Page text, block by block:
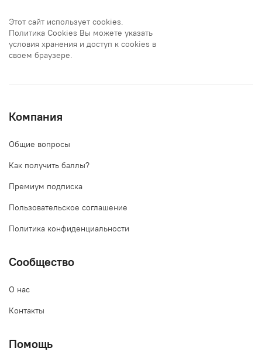
Этот сайт использует cookies.
Политика Cookies Вы можете указать
условия хранения и доступ к cookies в
своем браузере.
Компания
Общие вопросы
Как получить баллы?
Премиум подписка
Пользовательское соглашение
Политика конфиденциальности
Сообщество
О нас
Контакты
Помощь